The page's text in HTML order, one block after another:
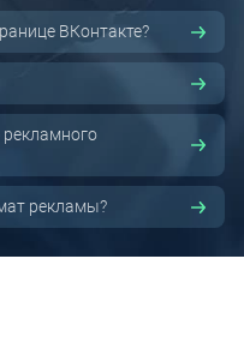
ВКонтакте?
рекламы?